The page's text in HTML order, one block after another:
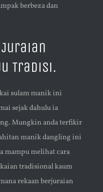
berbeza dan
Tradisi.
sulam manik ini
sejak dahulu ia
Mungkin anda terfikir
manik dangling ini
mampu melihat cara
tradisional kaum
rekaan berjuraian